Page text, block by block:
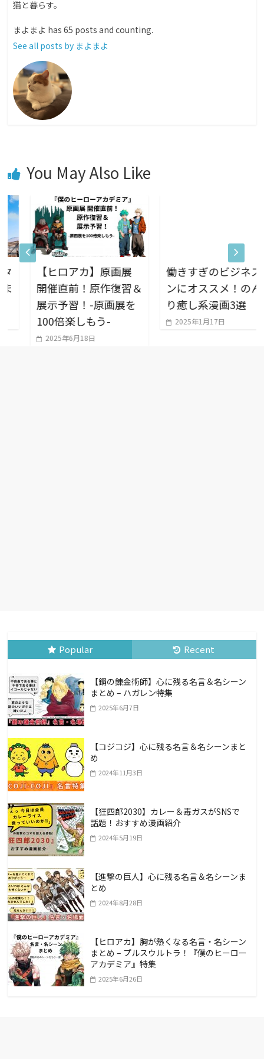
猫と暮らす。
まよまよ has 65 posts and counting.
See all posts by まよまよ
You May Also Like
【ヒロアカ】原画展
開催直前！原作復習＆
展示予習！-原画展を
100倍楽しもう-
2025年6月18日
働きすぎのビジネスマ
ンにオススメ！のんび
り癒し系漫画3選
2025年1月17日
Popular Recent
【鋼の錬金術師】心に残る名言＆名シーン
まとめ – ハガレン特集
2025年6月7日
【コジコジ】心に残る名言＆名シーンまと
め
2024年11月3日
【狂四郎2030】カレー＆毒ガスがSNSで
話題！おすすめ漫画紹介
2024年5月19日
【進撃の巨人】心に残る名言＆名シーンま
とめ
2024年8月28日
【ヒロアカ】胸が熱くなる名言・名シーン
まとめ – プルスウルトラ！『僕のヒーロー
アカデミア』特集
2025年6月26日